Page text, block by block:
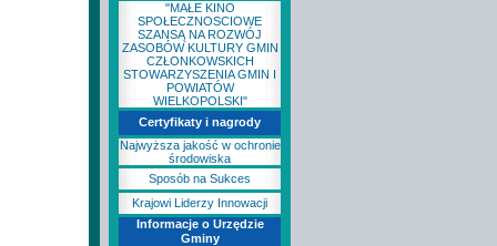
"MAŁE KINO
SPOŁECZNOSCIOWE
SZANSĄ NA ROZWÓJ
ZASOBÓW KULTURY GMIN
CZŁONKOWSKICH
STOWARZYSZENIA GMIN I
POWIATÓW
WIELKOPOLSKI"
Certyfikaty i nagrody
Najwyższa jakość w ochronie
środowiska
Sposób na Sukces
Krajowi Liderzy Innowacji
Informacje o Urzędzie
Gminy